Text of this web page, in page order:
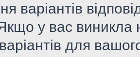
варіантів
у вас виникла
варіантів для